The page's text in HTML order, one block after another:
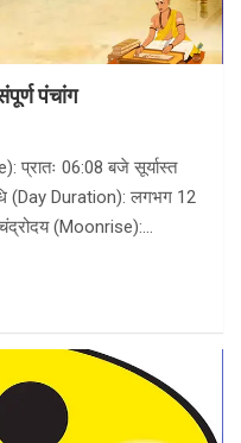
पंचांग
प्रातः 06:08 बजे सूर्यास्त
(Day Duration): लगभग 12
(Moonrise):…